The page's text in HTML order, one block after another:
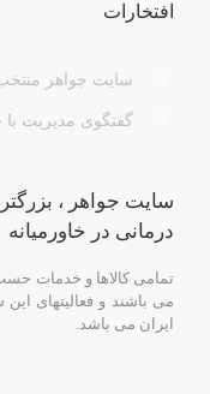
افتخارات
سایت جواهر
گفتگوی مدیریت
سایت جواهر ،
درمانی در خاورمیانه
تمامی کالاها و خدمات
می باشند و فعالیتهای
ایران می باشد.